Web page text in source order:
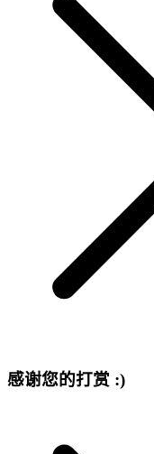
感谢您的打赏 :)